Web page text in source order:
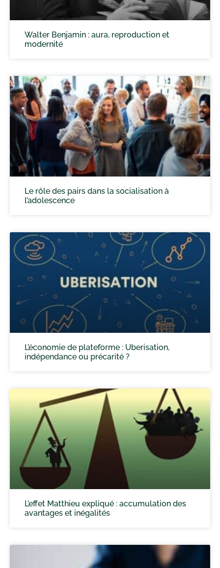
Walter Benjamin : aura, reproduction et
modernité
Le rôle des pairs dans la socialisation à
l’adolescence
L’économie de plateforme : Uberisation,
indépendance ou précarité ?
L’effet Matthieu expliqué : accumulation des
avantages et inégalités